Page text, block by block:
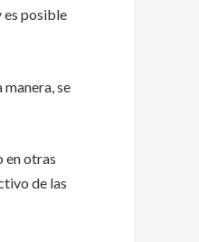
es posible
se
en otras
de las